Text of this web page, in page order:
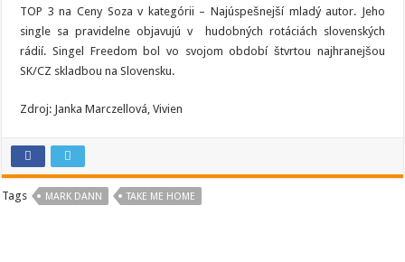
TOP 3 na Ceny Soza v kategórii – Najúspešnejší mladý autor. Jeho
single sa pravidelne objavujú v hudobných rotáciách slovenských
rádií. Singel Freedom bol vo svojom období štvrtou najhranejšou
SK/CZ skladbou na Slovensku.
Zdroj: Janka Marczellová, Vivien
Tags MARK DANN TAKE ME HOME